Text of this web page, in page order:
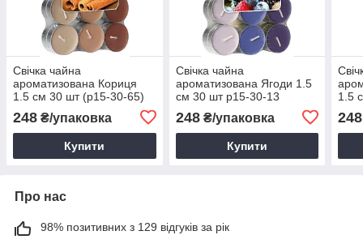
Свічка чайна
ароматизована Кориця
1.5 см 30 шт (p15-30-65)
248 ₴/упаковка
Купити
Свічка чайна
ароматизована Ягоди 1.5
см 30 шт p15-30-13
248₴/упаковка
Купити
1.5
248
Про нас
98% позитивних з 129 відгуків за рік